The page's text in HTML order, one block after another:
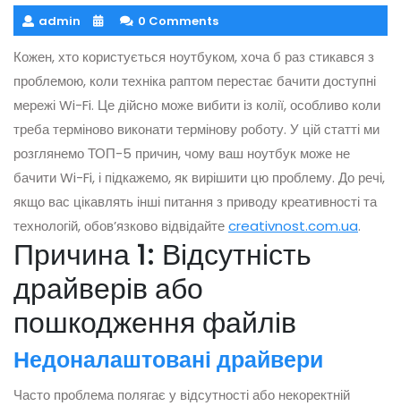
admin 0 Comments
Кожен, хто користується ноутбуком, хоча б раз стикався з
проблемою, коли техніка раптом перестає бачити доступні
мережі Wi-Fi. Це дійсно може вибити із колії, особливо коли
треба терміново виконати термінову роботу. У цій статті ми
розглянемо ТОП-5 причин, чому ваш ноутбук може не
бачити Wi-Fi, і підкажемо, як вирішити цю проблему. До речі,
якщо вас цікавлять інші питання з приводу креативності та
технологій, обов’язково відвідайтеcreativnost.com.ua.
Причина 1: Відсутність
драйверів або
пошкодження файлів
Недоналаштовані драйвери
Часто проблема полягає у відсутності або некоректній